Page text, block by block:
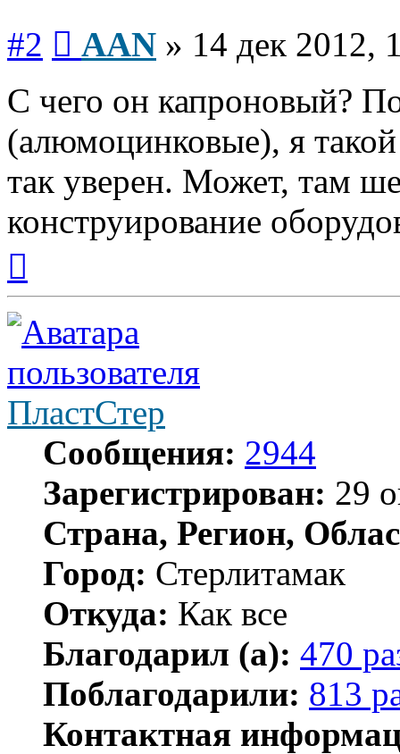
#2 AAN » 14 дек 2012,
С чего он капроновый?
(алюмоцинковые), я
так уверен. Может, там
конструирование
началу
ПластСтер
Сообщения: 2944
Зарегистрирован: 29
Страна, Регион,
Город: Стерлитамак
Откуда: Как все
Благодарил (а): 470
Поблагодарили: 813
Контактная